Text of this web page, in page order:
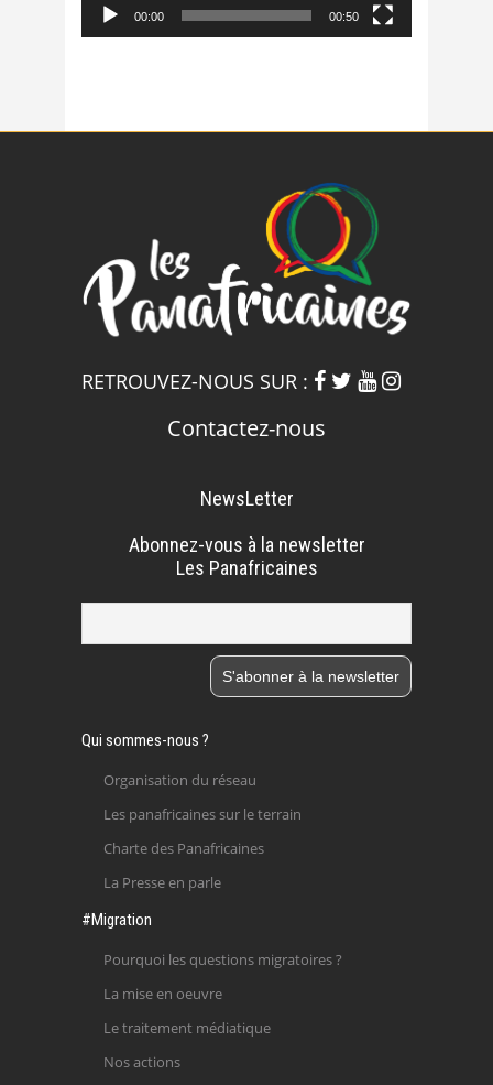
00:00 00:50
RETROUVEZ-NOUS SUR :
Contactez-nous
NewsLetter
Abonnez-vous à la newsletter
Les Panafricaines
Qui sommes-nous ?
Organisation du réseau
Les panafricaines sur le terrain
Charte des Panafricaines
La Presse en parle
#Migration
Pourquoi les questions migratoires ?
La mise en oeuvre
Le traitement médiatique
Nos actions